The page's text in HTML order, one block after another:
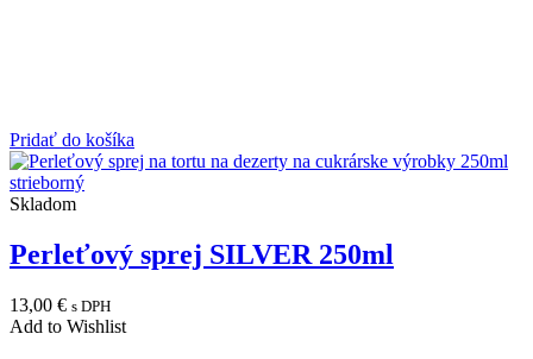
Pridať do košíka
Skladom
Perleťový sprej SILVER 250ml
13,00 € s DPH
Add to Wishlist